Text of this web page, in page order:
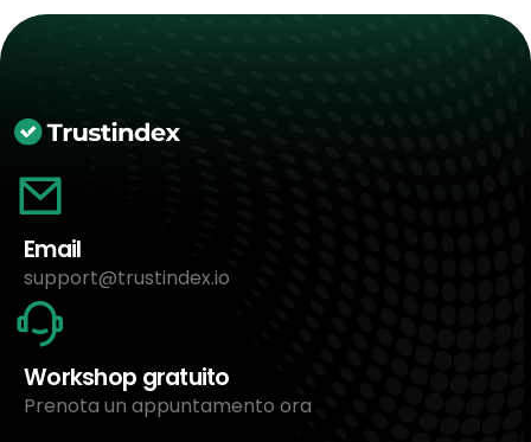
Email
support@trustindex.io
Workshop gratuito
Prenota un appuntamento ora